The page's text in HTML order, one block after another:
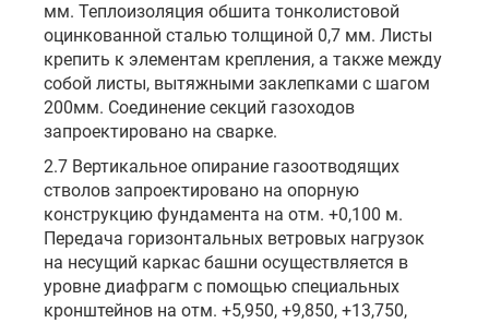
мм. Теплоизоляция обшита тонколистовой
оцинкованной сталью толщиной 0,7 мм. Листы
крепить к элементам крепления, а также между
собой листы, вытяжными заклепками с шагом
200мм. Соединение секций газоходов
запроектировано на сварке.
2.7 Вертикальное опирание газоотводящих
стволов запроектировано на опорную
конструкцию фундамента на отм. +0,100 м.
Передача горизонтальных ветровых нагрузок
на несущий каркас башни осуществляется в
уровне диафрагм с помощью специальных
кронштейнов на отм. +5,950, +9,850, +13,750,